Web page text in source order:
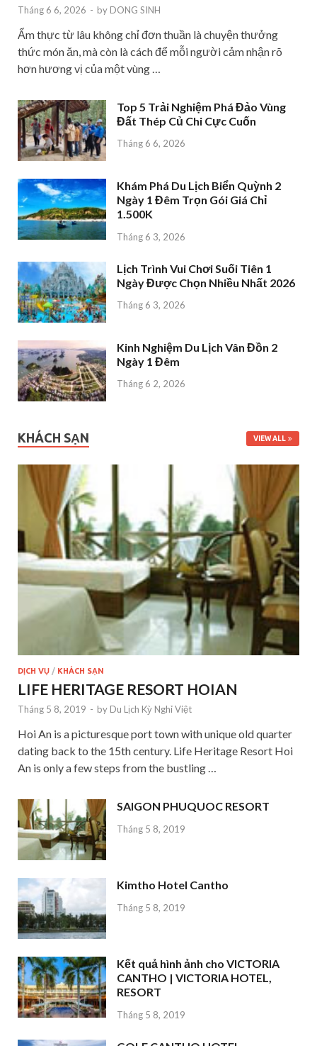
Tháng 6 6, 2026 - by DONG SINH
Ẩm thực từ lâu không chỉ đơn thuần là chuyện thưởng
thức món ăn, mà còn là cách để mỗi người cảm nhận rõ
hơn hương vị của một vùng …
Top 5 Trải Nghiệm Phá Đảo Vùng
Đất Thép Củ Chi Cực Cuốn
Tháng 6 6, 2026
Khám Phá Du Lịch Biển Quỳnh 2
Ngày 1 Đêm Trọn Gói Giá Chỉ
1.500K
Tháng 6 3, 2026
Lịch Trình Vui Chơi Suối Tiên 1
Ngày Được Chọn Nhiều Nhất 2026
Tháng 6 3, 2026
Kinh Nghiệm Du Lịch Vân Đồn 2
Ngày 1 Đêm
Tháng 6 2, 2026
KHÁCH SẠN VIEW ALL
DỊCH VỤ / KHÁCH SẠN
LIFE HERITAGE RESORT HOIAN
Tháng 5 8, 2019 - by Du Lịch Kỳ Nghỉ Việt
Hoi An is a picturesque port town with unique old quarter
dating back to the 15th century. Life Heritage Resort Hoi
An is only a few steps from the bustling …
SAIGON PHUQUOC RESORT
Tháng 5 8, 2019
Kimtho Hotel Cantho
Tháng 5 8, 2019
Kết quả hình ảnh cho VICTORIA
CANTHO | VICTORIA HOTEL,
RESORT
Tháng 5 8, 2019